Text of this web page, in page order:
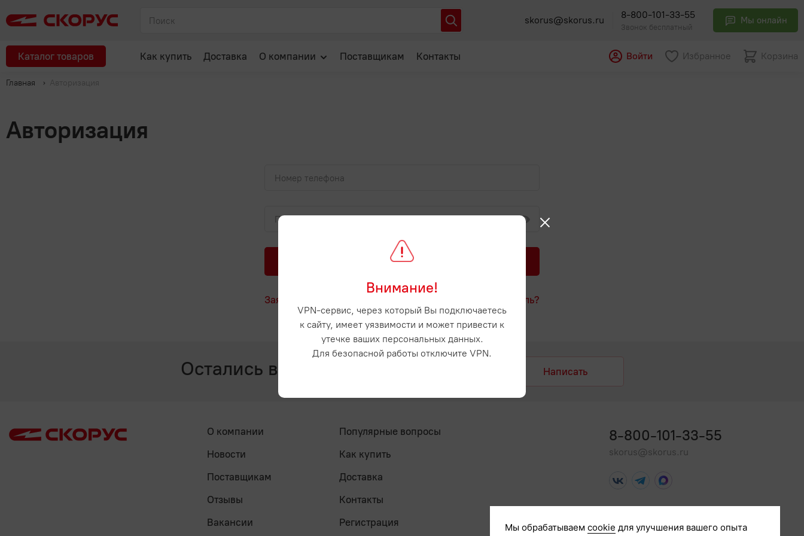
skorus@skorus.ru 8-800-101-33-55
Звонок бесплатный
Мы онлайн
Каталог товаров Как купить Доставка О компании Поставщикам Контакты Войти Избранное Корзина
Главная
Авторизация
Войти
Заявка на регистрацию Забыли пароль?
Остались вопросы? Напишите нам Написать
О компании
Новости
Поставщикам
Отзывы
Вакансии
Популярные вопросы
Как купить
Доставка
Контакты
Регистрация
8-800-101-33-55
skorus@skorus.ru
Внимание!
VPN-сервис, через который Вы подключаетесь
к сайту, имеет уязвимости и может привести к
утечке ваших персональных данных.
Для безопасной работы отключите VPN.